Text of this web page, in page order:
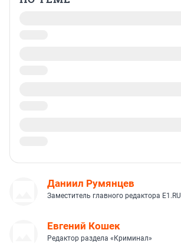
Даниил Румянцев
Заместитель главного редактора E1.RU
Евгений Кошек
Редактор раздела «Криминал»